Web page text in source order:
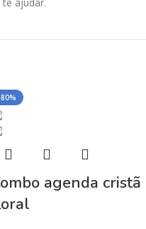
agenda cristã